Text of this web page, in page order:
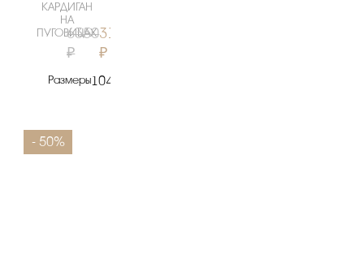
КАРДИГАН
НА
ПУГОВИЦАХ
6350
₽
3180
₽
Размеры104
- 50%